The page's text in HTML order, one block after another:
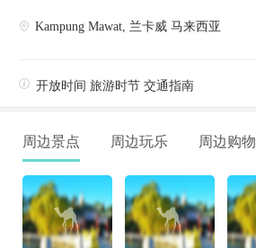
 Kampung Mawat, 兰卡威 马来西亚
 开放时间 旅游时节 交通指南
周边景点 周边玩乐 周边购物